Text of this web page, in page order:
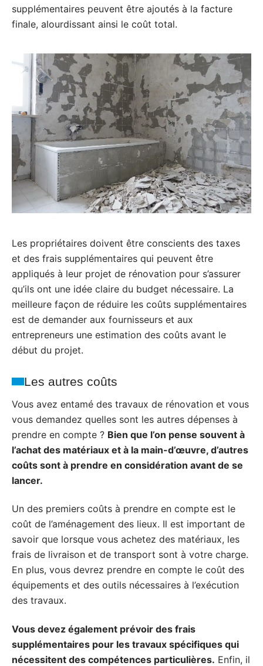
supplémentaires peuvent être ajoutés à la facture
finale, alourdissant ainsi le coût total.
Les propriétaires doivent être conscients des taxes
et des frais supplémentaires qui peuvent être
appliqués à leur projet de rénovation pour s’assurer
qu’ils ont une idée claire du budget nécessaire. La
meilleure façon de réduire les coûts supplémentaires
est de demander aux fournisseurs et aux
entrepreneurs une estimation des coûts avant le
début du projet.
Les autres coûts
Vous avez entamé des travaux de rénovation et vous
vous demandez quelles sont les autres dépenses à
prendre en compte ? Bien que l’on pense souvent à
l’achat des matériaux et à la main-d’œuvre, d’autres
coûts sont à prendre en considération avant de se
lancer.
Un des premiers coûts à prendre en compte est le
coût de l’aménagement des lieux. Il est important de
savoir que lorsque vous achetez des matériaux, les
frais de livraison et de transport sont à votre charge.
En plus, vous devrez prendre en compte le coût des
équipements et des outils nécessaires à l’exécution
des travaux.
Vous devez également prévoir des frais
supplémentaires pour les travaux spécifiques qui
nécessitent des compétences particulières. Enfin, il